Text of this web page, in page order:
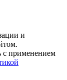
и
с применением